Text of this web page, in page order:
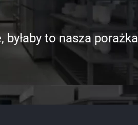
to nasza porażka